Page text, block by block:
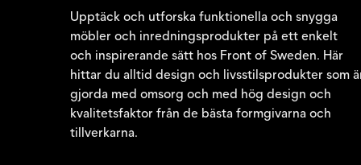
Upptäck och utforska funktionella och snygga
möbler och inredningsprodukter på ett enkelt
och inspirerande sätt hos Front of Sweden. Här
hittar du alltid design och livsstilsprodukter som
gjorda med omsorg och med hög design och
kvalitetsfaktor från de bästa formgivarna och
tillverkarna.